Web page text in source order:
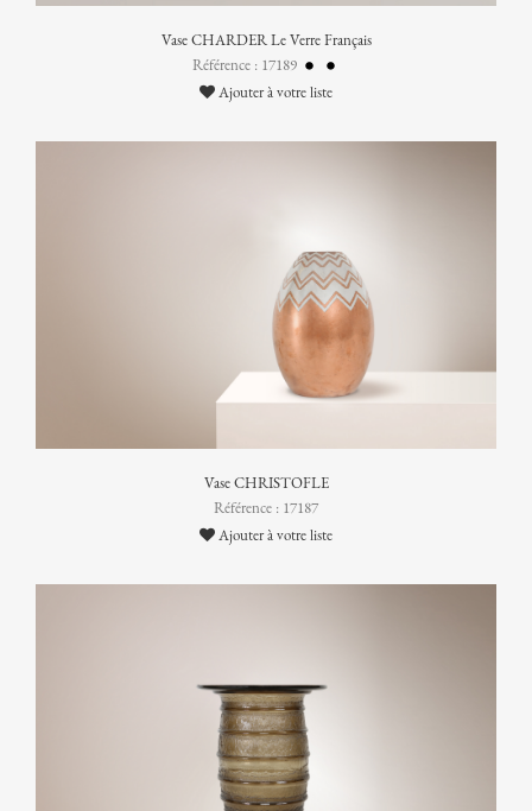
Vase CHARDER Le Verre Français
Référence : 17189
Ajouter à votre liste
Vase CHRISTOFLE
Référence : 17187
Ajouter à votre liste